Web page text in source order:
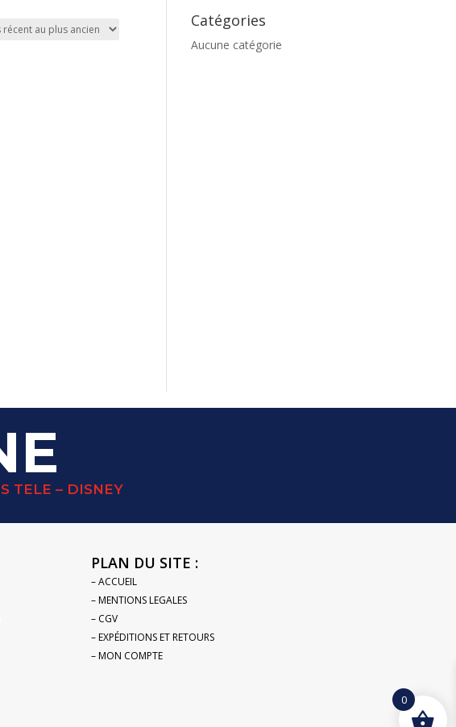
Catégories
Aucune catégorie
TELE – DISNEY
PLAN DU SITE :
– ACCUEIL
– MENTIONS LEGALES
– CGV
– EXPÉDITIONS ET RETOURS
– MON COMPTE
0